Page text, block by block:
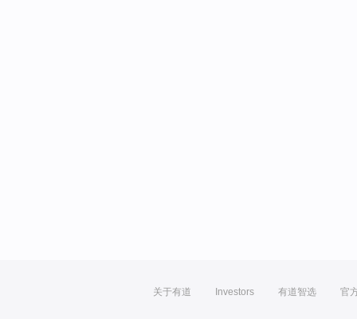
关于有道 Investors 有道智选 官